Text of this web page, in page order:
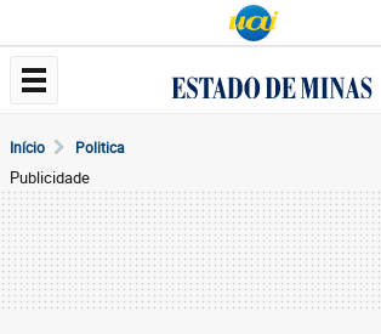
Início Politica
Publicidade